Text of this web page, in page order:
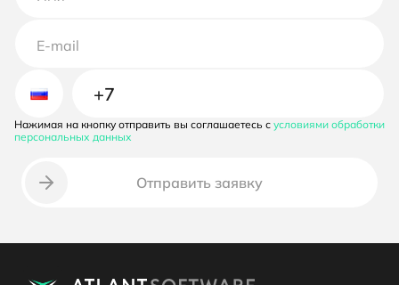
Неверный номер телефона
Нажимая на кнопку отправить вы соглашаетесь с условиями обработки
персональных данных
Отправить заявку